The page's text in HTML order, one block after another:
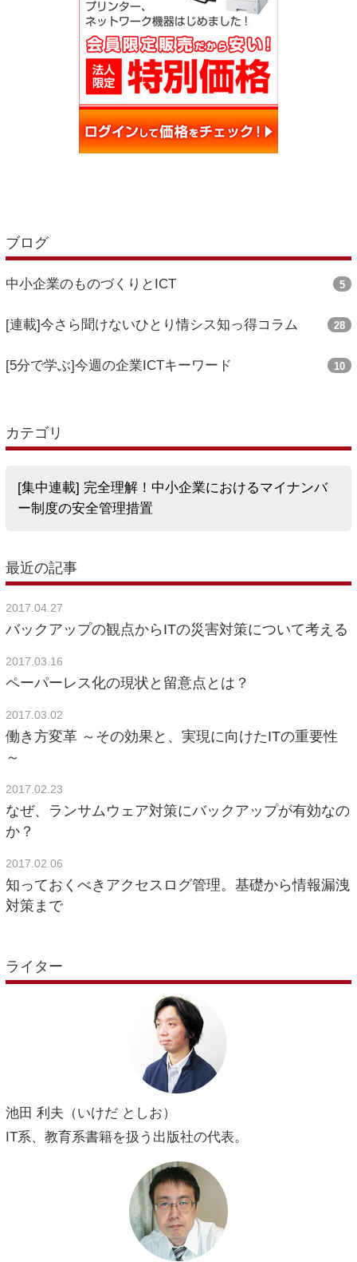
ブログ
中小企業のものづくりとICT 5
[連載]今さら聞けないひとり情シス知っ得コラム 28
[5分で学ぶ]今週の企業ICTキーワード 10
カテゴリ
[集中連載] 完全理解！中小企業におけるマイナンバ
ー制度の安全管理措置
最近の記事
2017.04.27
バックアップの観点からITの災害対策について考える
2017.03.16
ペーパーレス化の現状と留意点とは？
2017.03.02
働き方変革 ～その効果と、実現に向けたITの重要性
～
2017.02.23
なぜ、ランサムウェア対策にバックアップが有効なの
か？
2017.02.06
知っておくべきアクセスログ管理。基礎から情報漏洩
対策まで
ライター
池田 利夫（いけだ としお）
IT系、教育系書籍を扱う出版社の代表。